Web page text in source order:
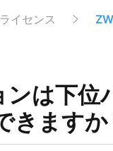
イセンス
は下位
きますか